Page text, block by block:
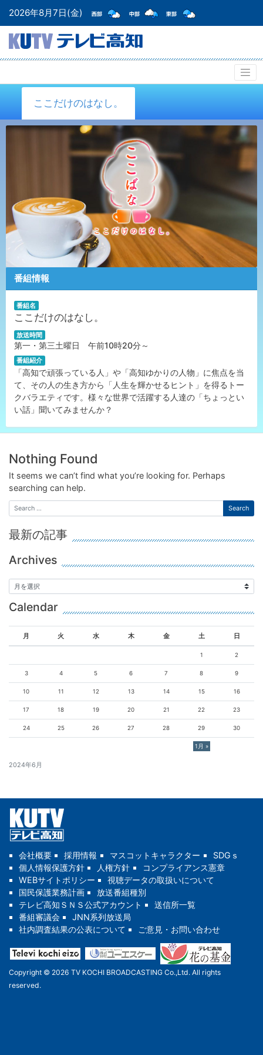
2026年8月7日(金)
ここだけのはなし。
番組情報
番組名
ここだけのはなし。
放送時間
第一・第三土曜日 午前10時20分～
番組紹介
「高知で頑張っている人」や「高知ゆかりの人物」に焦点を当
て、その人の生き方から「人生を輝かせるヒント」 を得るトー
クバラエティです。様々な世界で活躍する人達の「ちょっとい
い話」聞いてみませんか？
Nothing Found
It seems we can’t find what you’re looking for. Perhaps
searching can help.
Search
最新の記事
Archives
Calendar
2024年6月
月 火 水 木 金 土 日
1月 »
1 2
3 4 5 6 7 8 9
10 11 12 13 14 15 16
17 18 19 20 21 22 23
24 25 26 27 28 29 30
会社概要 採用情報 マスコットキャラクター
SDGｓ
個人情報保護方針
人権方針
コンプライアンス憲章
WEBサイトポリシー
視聴データの取扱いについて
国民保護業務計画
放送番組種別
テレビ高知ＳＮＳ公式アカウント
送信所一覧
番組審議会
JNN系列放送局
社内調査結果の公表について
ご意見・お問い合わせ
Copyright © 2026 TV KOCHI BROADCASTING Co.,Ltd. All rights
reserved.